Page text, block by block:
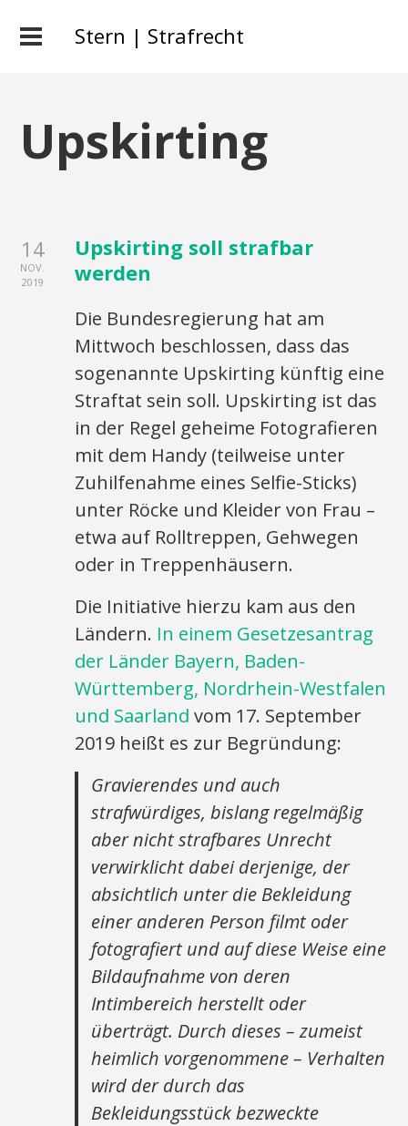
Stern | Strafrecht
Upskirting
14
NOV.
2019
Upskirting soll strafbar
werden
Die Bundesregierung hat am
Mittwoch beschlossen, dass das
sogenannte Upskirting künftig eine
Straftat sein soll. Upskirting ist das
in der Regel geheime Fotografieren
mit dem Handy (teilweise unter
Zuhilfenahme eines Selfie-Sticks)
unter Röcke und Kleider von Frau –
etwa auf Rolltreppen, Gehwegen
oder in Treppenhäusern.
Die Initiative hierzu kam aus den
Ländern. In einem Gesetzesantrag
der Länder Bayern, Baden-
Württemberg, Nordrhein-Westfalen
und Saarlandvom 17. September
2019 heißt es zur Begründung:
Gravierendes und auch
strafwürdiges, bislang regelmäßig
aber nicht strafbares Unrecht
verwirklicht dabei derjenige, der
absichtlich unter die Bekleidung
einer anderen Person filmt oder
fotografiert und auf diese Weise eine
Bildaufnahme von deren
Intimbereich herstellt oder
überträgt. Durch dieses – zumeist
heimlich vorgenommene – Verhalten
wird der durch das
Bekleidungsstück bezweckte